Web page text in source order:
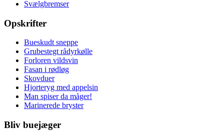
Svælgbremser
Opskrifter
Bueskudt sneppe
Grubestegt rådyrkølle
Forloren vildsvin
Fasan i rødløg
Skovduer
Hjorteryg med appelsin
Man spiser da måger!
Marinerede bryster
Bliv buejæger